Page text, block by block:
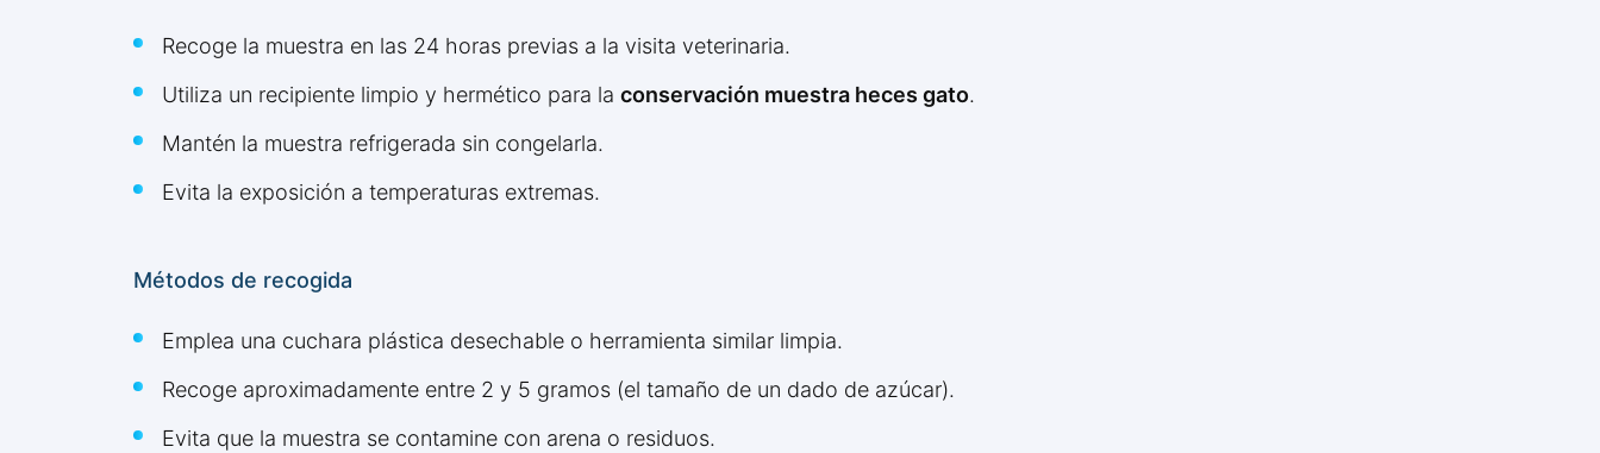
Recoge la muestra en las 24 horas previas a la visita veterinaria.
Utiliza un recipiente limpio y hermético para la conservación muestra heces gato.
Mantén la muestra refrigerada sin congelarla.
Evita la exposición a temperaturas extremas.
Métodos de recogida
Emplea una cuchara plástica desechable o herramienta similar limpia.
Recoge aproximadamente entre 2 y 5 gramos (el tamaño de un dado de azúcar).
Evita que la muestra se contamine con arena o residuos.